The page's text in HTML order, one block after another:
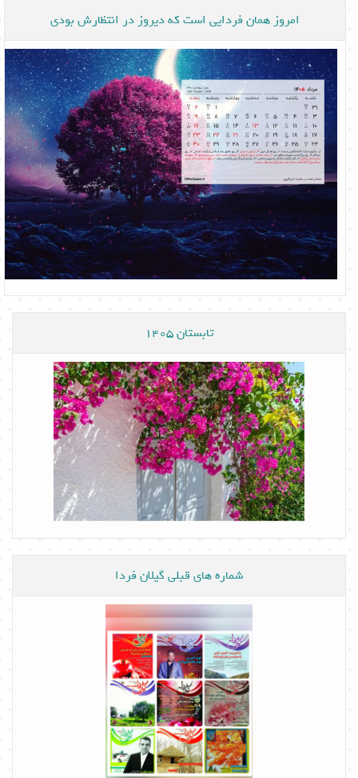
امروز همان فردایی است که دیروز در انتظارش بودی
تابستان 1405
شماره های قبلی گیلان فردا